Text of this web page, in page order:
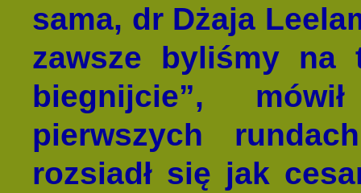
sama, dr Dżaja
zawsze byliśmy na
biegnijcie”,
pierwszych
rozsiadł się jak